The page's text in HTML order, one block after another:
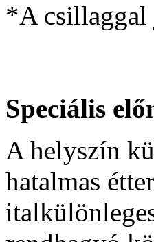
*A csillaggal
Speciális
A helyszín
hatalmas